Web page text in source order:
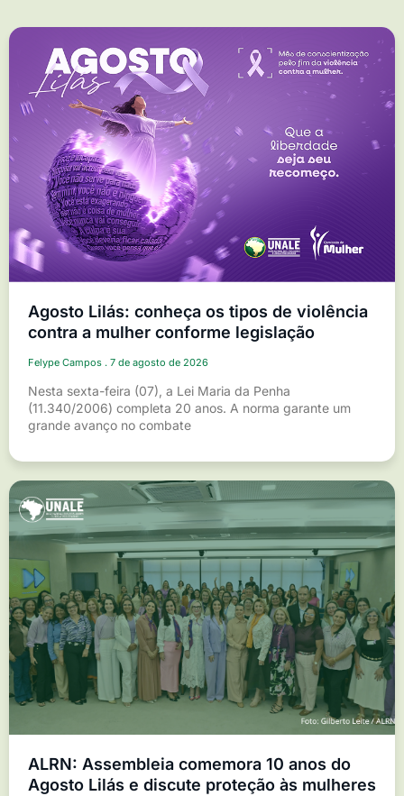
Agosto Lilás: conheça os tipos de violência
contra a mulher conforme legislação
Felype Campos 7 de agosto de 2026
Nesta sexta-feira (07), a Lei Maria da Penha
(11.340/2006) completa 20 anos. A norma garante um
grande avanço no combate
ALRN: Assembleia comemora 10 anos do
Agosto Lilás e discute proteção às mulheres